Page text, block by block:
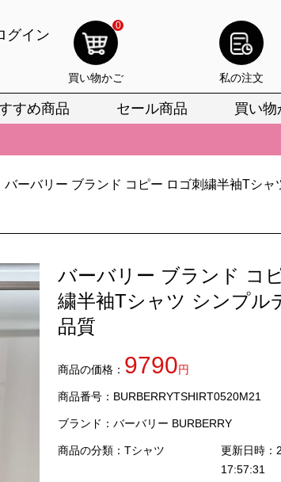
グイン
0
買い物かご 私の注文
すめ商品 セール商品 買い物
度を安心してお選びいただけます。
引をご利用いただけます。
場。上質な仕上がりをお見逃しなく。
度を安心してお選びいただけます。
。上質な仕上がりをお見逃しなく。
バーバリー ブランド コピー ロゴ刺繍半袖Tシャ
バーバリー ブランド コ
繍半袖Tシャツ シンプル
品質
商品の価格： 9790円
商品番号：BURBERRYTSHIRT0520M21
ブランド： バーバリー BURBERRY
商品の分類： Tシャツ
更新日時：
17:57:31